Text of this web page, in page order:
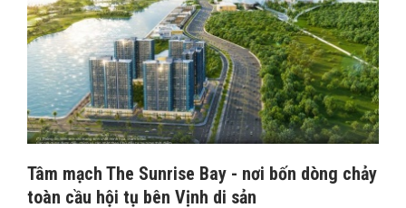
Tâm mạch The Sunrise Bay - nơi bốn dòng chảy
toàn cầu hội tụ bên Vịnh di sản